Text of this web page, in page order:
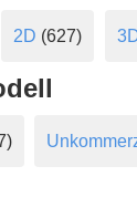
2D (627)